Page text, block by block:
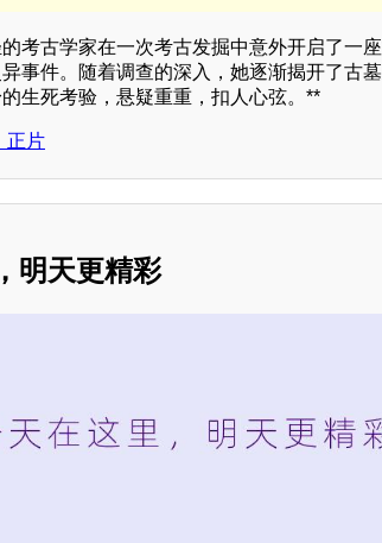
的考古学家在一次考古发掘中意外开启了一
事件。随着调查的深入，她逐渐揭开了古
生死考验，悬疑重重，扣人心弦。**
正片
明天更精彩